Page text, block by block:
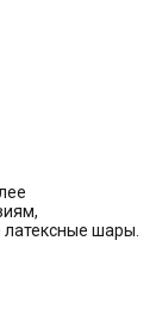
шары.